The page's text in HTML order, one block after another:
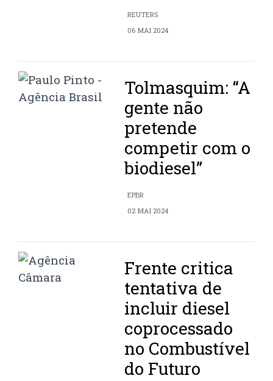
REUTERS
06 MAI 2024
Tolmasquim: “A
gente não
pretende
competir com o
biodiesel”
EPBR
02 MAI 2024
Frente critica
tentativa de
incluir diesel
coprocessado
no Combustível
do Futuro